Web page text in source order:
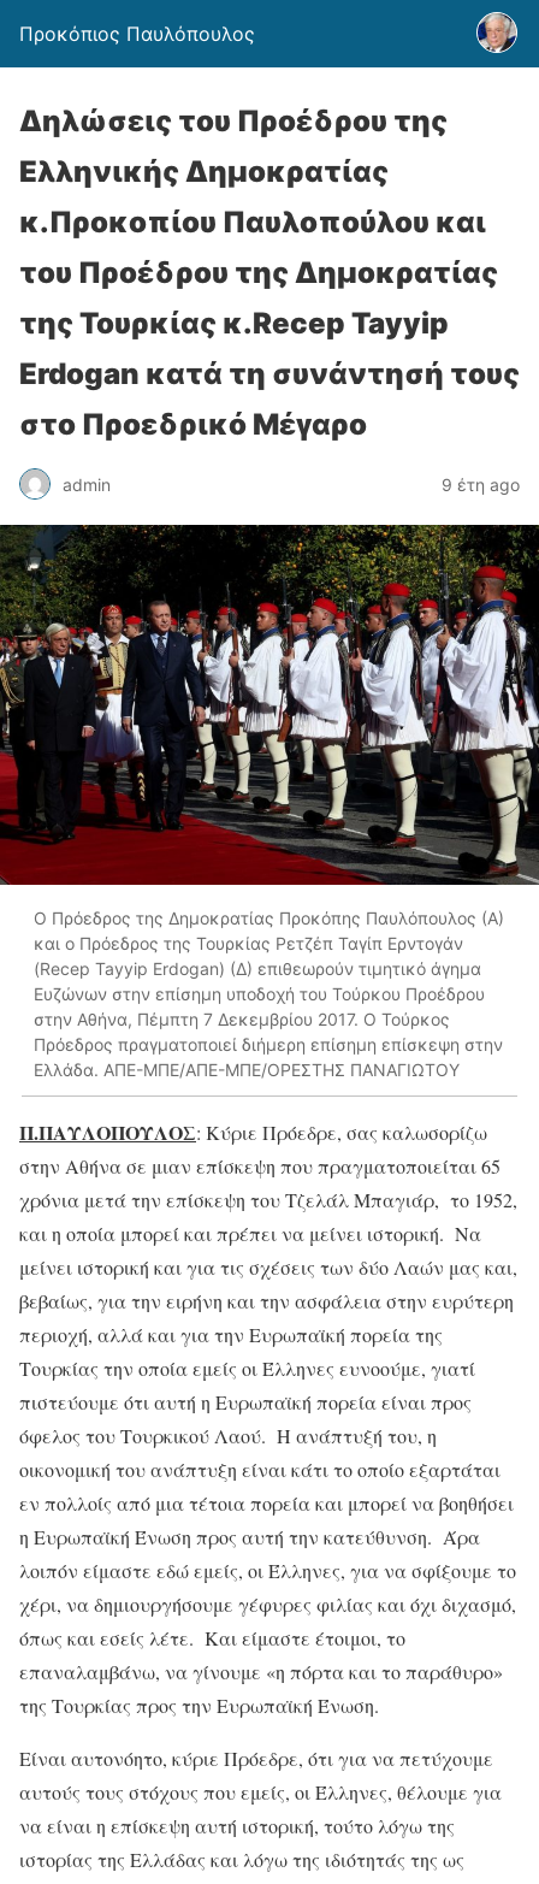
Προκόπιος Παυλόπουλος
Δηλώσεις του Προέδρου της
Ελληνικής Δημοκρατίας
κ.Προκοπίου Παυλοπούλου και
του Προέδρου της Δημοκρατίας
της Τουρκίας κ.Recep Tayyip
Erdogan κατά τη συνάντησή τους
στο Προεδρικό Μέγαρο
admin 9 έτη ago
Ο Πρόεδρος της Δημοκρατίας Προκόπης Παυλόπουλος (Α)
και ο Πρόεδρος της Τουρκίας Ρετζέπ Ταγίπ Ερντογάν
(Recep Tayyip Erdogan) (Δ) επιθεωρούν τιμητικό άγημα
Ευζώνων στην επίσημη υποδοχή του Τούρκου Προέδρου
στην Αθήνα, Πέμπτη 7 Δεκεμβρίου 2017. Ο Τούρκος
Πρόεδρος πραγματοποιεί διήμερη επίσημη επίσκεψη στην
Ελλάδα. ΑΠΕ-ΜΠΕ/ΑΠΕ-ΜΠΕ/ΟΡΕΣΤΗΣ ΠΑΝΑΓΙΩΤΟΥ
Π.ΠΑΥΛΟΠΟΥΛΟΣ: Κύριε Πρόεδρε, σας καλωσορίζω
στην Αθήνα σε μιαν επίσκεψη που πραγματοποιείται 65
χρόνια μετά την επίσκεψη του Τζελάλ Μπαγιάρ, το 1952,
και η οποία μπορεί και πρέπει να μείνει ιστορική. Να
μείνει ιστορική και για τις σχέσεις των δύο Λαών μας και,
βεβαίως, για την ειρήνη και την ασφάλεια στην ευρύτερη
περιοχή, αλλά και για την Ευρωπαϊκή πορεία της
Τουρκίας την οποία εμείς οι Έλληνες ευνοούμε, γιατί
πιστεύουμε ότι αυτή η Ευρωπαϊκή πορεία είναι προς
όφελος του Τουρκικού Λαού. Η ανάπτυξή του, η
οικονομική του ανάπτυξη είναι κάτι το οποίο εξαρτάται
εν πολλοίς από μια τέτοια πορεία και μπορεί να βοηθήσει
η Ευρωπαϊκή Ένωση προς αυτή την κατεύθυνση. Άρα
λοιπόν είμαστε εδώ εμείς, οι Έλληνες, για να σφίξουμε το
χέρι, να δημιουργήσουμε γέφυρες φιλίας και όχι διχασμό,
όπως και εσείς λέτε. Και είμαστε έτοιμοι, το
επαναλαμβάνω, να γίνουμε «η πόρτα και το παράθυρο»
της Τουρκίας προς την Ευρωπαϊκή Ένωση.
Είναι αυτονόητο, κύριε Πρόεδρε, ότι για να πετύχουμε
αυτούς τους στόχους που εμείς, οι Έλληνες, θέλουμε για
να είναι η επίσκεψη αυτή ιστορική, τούτο λόγω της
ιστορίας της Ελλάδας και λόγω της ιδιότητάς της ως